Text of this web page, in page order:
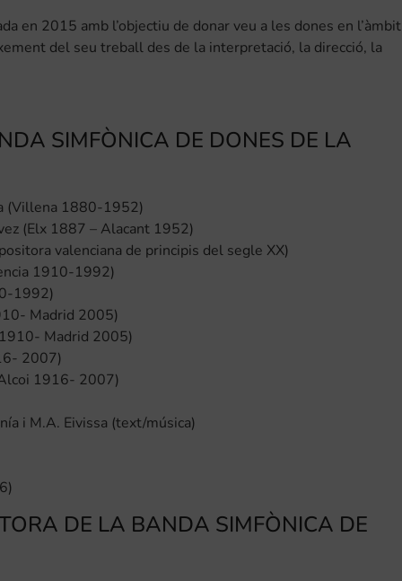
en 2015 amb l’objectiu de donar veu a les dones en l’àmbit
del seu treball des de la interpretació, la direcció, la
SIMFÒNICA DE DONES DE LA
(Villena 1880-1952)
(Elx 1887 – Alacant 1952)
valenciana de principis del segle XX)
1910-1992)
1992)
Madrid 2005)
Madrid 2005)
2007)
1916- 2007)
i M.A. Eivissa (text/música)
DE LA BANDA SIMFÒNICA DE